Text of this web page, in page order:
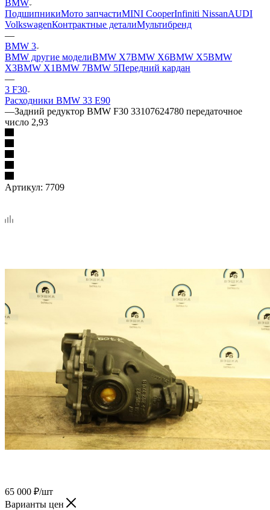
BMW
ПодшипникиМото запчастиMINI CooperInfiniti NissanAUDI
VolkswagenКонтрактные деталиМультибренд
—
BMW 3
BMW другие моделиBMW X7BMW X6BMW X5BMW
X3BMW X1BMW 7BMW 5Передний кардан
—
3 F30
Расходники BMW 33 E90
—Задний редуктор BMW F30 33107624780 передаточное
число 2,93
Артикул: 7709
65 000 ₽/шт
Варианты цен